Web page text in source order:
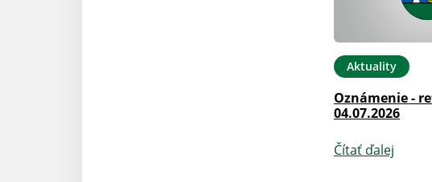
Aktuality
Oznámenie -
04.07.2026
Čítať ďalej